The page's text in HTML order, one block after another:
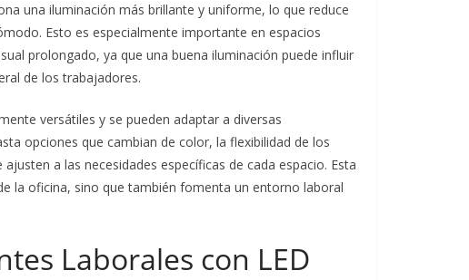
una iluminación más brillante y uniforme, lo que reduce
Esto es especialmente importante en espacios
prolongado, ya que una buena iluminación puede influir
de los trabajadores.
versátiles y se pueden adaptar a diversas
opciones que cambian de color, la flexibilidad de los
a las necesidades específicas de cada espacio. Esta
la oficina, sino que también fomenta un entorno laboral
Laborales con LED